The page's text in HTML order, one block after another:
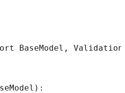
BaseModel,